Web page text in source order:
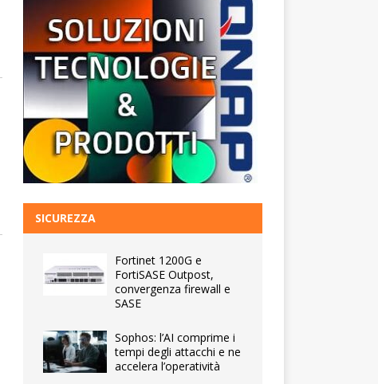
SICUREZZA
Fortinet 1200G e
FortiSASE Outpost,
convergenza firewall e
SASE
Sophos: l’AI comprime i
tempi degli attacchi e ne
accelera l’operatività